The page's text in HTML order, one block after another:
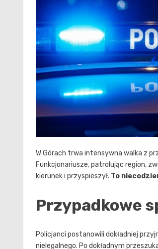
W Górach trwa intensywna walka z
Funkcjonariusze, patrolując region,
kierunek i przyspieszył. To
Przypadkowe
Policjanci postanowili dokładniej
nielegalnego. Po dokładnym